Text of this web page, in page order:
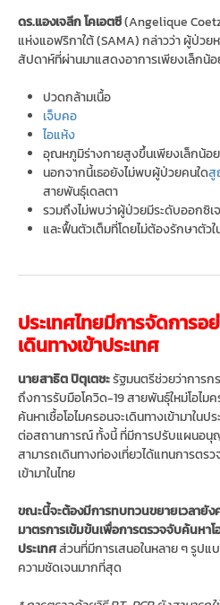
ดร.แองเจลีก โคเอตซี(Angelique
แห่งแอฟริกาใต้ (SAMA) กล่าวว่า ผู้ป่วย
สัปดาห์ที่ผ่านมาแสดงอาการเพียงเล็กน้อ
ปวดกล้ามเนื้อ
เจ็บคอ
ไอแห้ง
อุณหภูมิร่างกายสูงขึ้นเพียงเล็กน้อย
นอกจากนี้เธอยังไม่พบผู้ป่วยคนใดสู
สายพันธุ์เดลตา
รวมถึงไม่พบว่าผู้ป่วยมีระดับออกซิ
และฟื้นตัวเต็มที่โดยไม่ต้องรักษาตัวใ
ประเทศไทยมีการจัดการอ
เดินทางเข้าประเทศ
นายสาธิต ปิตุเตชะรัฐมนตรีช่วยว่าการ
ถึงการรับมือโควิด-19 สายพันธุ์ใหม่โอไม
ค้นหาเชื้อโอไมครอนจะเดินทางเข้ามาใน
ต่อสถานการณ์ ทั้งนี้ ที่มีการปรับแผนอนุ
สามารถเดินทางท่องเที่ยวได้แทนการตร
เข้ามาในไทย
ขณะนี้จะต้องมีการทบทวนขยายเวลายัง
มาตรการเข้มข้นเพื่อการตรวจจับค้นหา
ประเทศส่วนที่มีการเสนอในหลาย ๆ รูป
ความชัดเจนมากที่สุด